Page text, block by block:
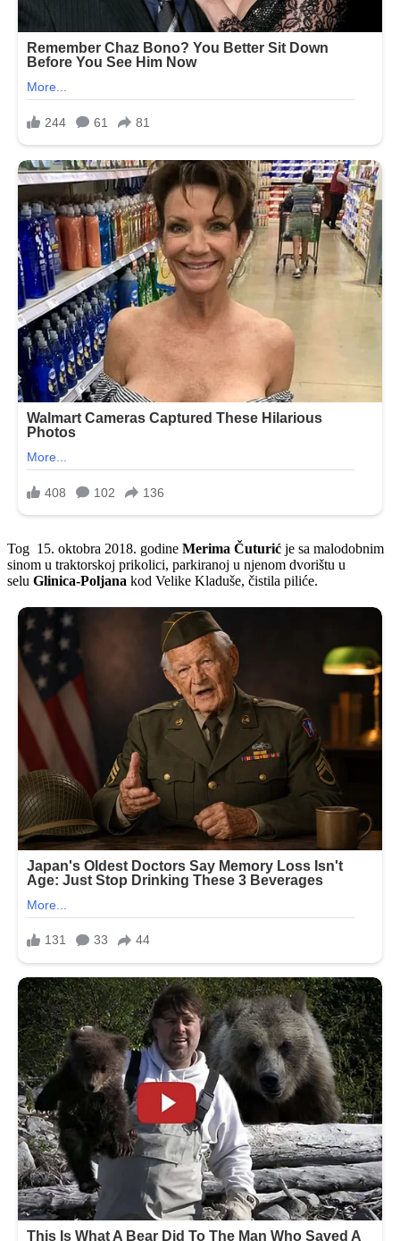
Tog 15. oktobra 2018. godine Merima Čuturić je sa malodobnim
sinom u traktorskoj prikolici, parkiranoj u njenom dvorištu u
selu Glinica-Poljana kod Velike Kladuše, čistila piliće.